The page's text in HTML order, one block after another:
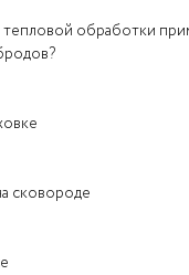
обработки
сковороде